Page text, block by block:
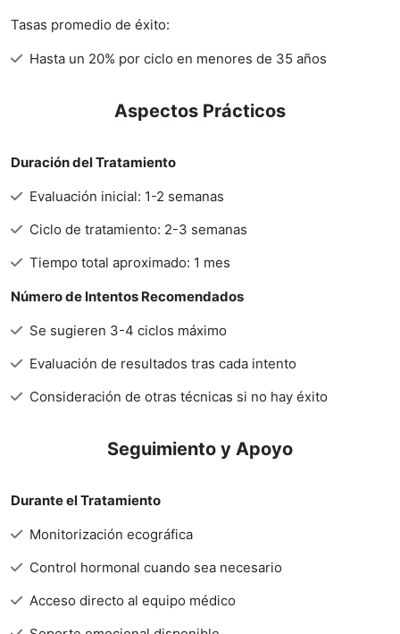
Tasas promedio de éxito:
Hasta un 20% por ciclo en menores de 35 años
Aspectos Prácticos
Duración del Tratamiento
Evaluación inicial: 1-2 semanas
Ciclo de tratamiento: 2-3 semanas
Tiempo total aproximado: 1 mes
Número de Intentos Recomendados
Se sugieren 3-4 ciclos máximo
Evaluación de resultados tras cada intento
Consideración de otras técnicas si no hay éxito
Seguimiento y Apoyo
Durante el Tratamiento
Monitorización ecográfica
Control hormonal cuando sea necesario
Acceso directo al equipo médico